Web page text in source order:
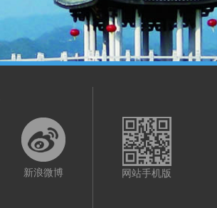
新浪微博 网站手机版